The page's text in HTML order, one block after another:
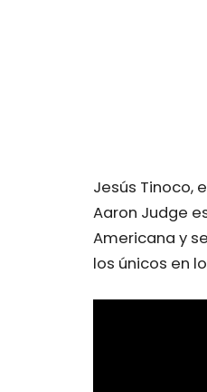
Jesús Tinoco,
Aaron Judge
Americana y
los únicos en